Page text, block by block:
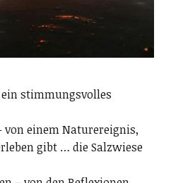
ein stimmungsvolles
von einem Naturereignis,
gibt … die Salzwiese